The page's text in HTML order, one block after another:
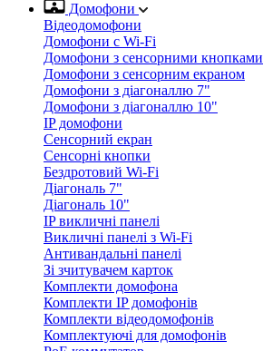
Домофони
Відеодомофони
Домофони с Wi-Fi
Домофони з сенсорними кнопками
Домофони з сенсорним екраном
Домофони з діагоналлю 7"
Домофони з діагоналлю 10"
IP домофони
Сенсорний екран
Сенсорні кнопки
Бездротовий Wi-Fi
Діагональ 7"
Діагональ 10"
IP викличні панелі
Викличні панелі з Wi-Fi
Антивандальні панелі
Зі зчитувачем карток
Комплекти домофона
Комплекти IP домофонів
Комплекти відеодомофонів
Комплектуючі для домофонів